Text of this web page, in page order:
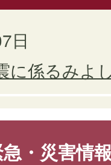
日
に係るみよ
・災害情